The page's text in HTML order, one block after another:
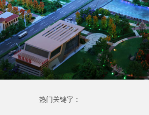
热门关键字：